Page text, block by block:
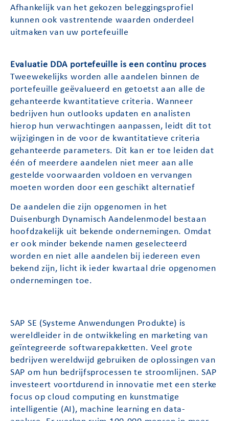
Afhankelijk van het gekozen beleggingsprofiel
kunnen ook vastrentende waarden onderdeel
uitmaken van uw portefeuille
Evaluatie DDA portefeuille is een continu proces
Tweewekelijks worden alle aandelen binnen de
portefeuille geëvalueerd en getoetst aan alle de
gehanteerde kwantitatieve criteria. Wanneer
bedrijven hun outlooks updaten en analisten
hierop hun verwachtingen aanpassen, leidt dit tot
wijzigingen in de voor de kwantitatieve criteria
gehanteerde parameters. Dit kan er toe leiden dat
één of meerdere aandelen niet meer aan alle
gestelde voorwaarden voldoen en vervangen
moeten worden door een geschikt alternatief
De aandelen die zijn opgenomen in het
Duisenburgh Dynamisch Aandelenmodel bestaan
hoofdzakelijk uit bekende ondernemingen. Omdat
er ook minder bekende namen geselecteerd
worden en niet alle aandelen bij iedereen even
bekend zijn, licht ik ieder kwartaal drie opgenomen
ondernemingen toe.
SAP SE (Systeme Anwendungen Produkte) is
wereldleider in de ontwikkeling en marketing van
geïntegreerde softwarepakketten. Veel grote
bedrijven wereldwijd gebruiken de oplossingen van
SAP om hun bedrijfsprocessen te stroomlijnen. SAP
investeert voortdurend in innovatie met een sterke
focus op cloud computing en kunstmatige
intelligentie (AI), machine learning en data-